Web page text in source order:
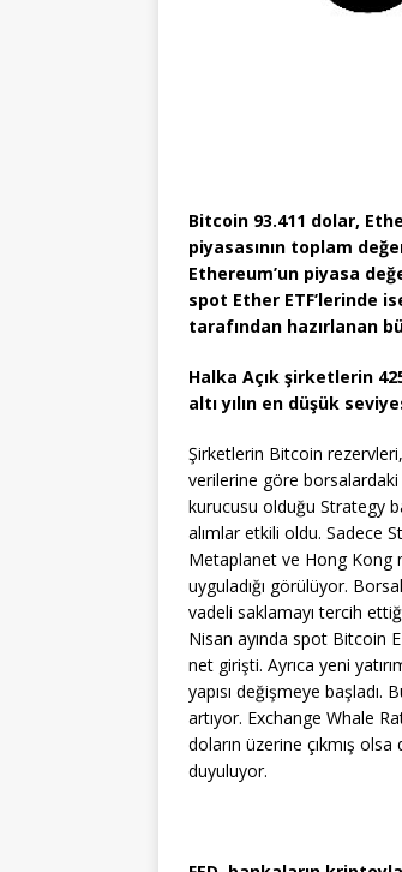
Bitcoin 93.411 dolar,
piyasasının toplam
Ethereum’un piyasa
spot Ether ETF’lerinde
tarafından hazırlanan
Halka Açık şirketlerin
altı yılın en düşük
Şirketlerin Bitcoin
verilerine göre
kurucusu olduğu Strategy
alımlar etkili oldu. Sadece
Metaplanet ve Hong Kong
uyguladığı görülüyor.
vadeli saklamayı tercih
Nisan ayında spot Bitcoin
net girişti. Ayrıca yeni
yapısı değişmeye başladı.
artıyor. Exchange Whale
doların üzerine çıkmış
duyuluyor.